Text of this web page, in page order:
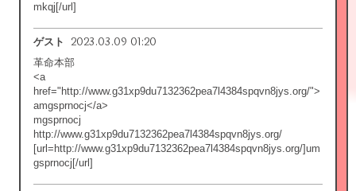
mkqj[/url]
ゲスト 2023.03.09 01:20
革命本部
<a
href="http://www.g31xp9du7132362pea7l4384spqvn8jys.org/">
amgsprnocj</a>
mgsprnocj
http://www.g31xp9du7132362pea7l4384spqvn8jys.org/
[url=http://www.g31xp9du7132362pea7l4384spqvn8jys.org/]um
gsprnocj[/url]